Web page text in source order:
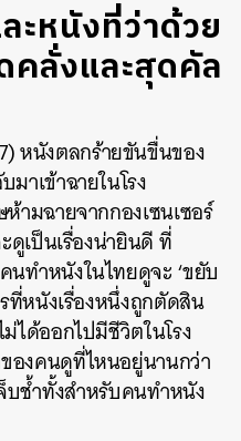
ะหนังที่ว่าด้วย
คลั่งและสุดคัล
หนังตลกร้ายขันขื่นของ
าเข้าฉายในโรง
ามฉายจากกองเซนเซอร์
เป็นเรื่องน่ายินดี ที่
ทำหนังในไทยดูจะ ‘ขยับ
ที่หนังเรื่องหนึ่งถูกตัดสิน
ได้ออกไปมีชีวิตในโรง
องคนดูที่ไหนอยู่นานกว่า
บช้ำทั้งสำหรับคนทำหนัง